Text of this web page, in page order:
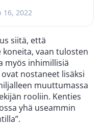
16, 2022
siitä, että
vaan tulosten
myös inhimillisiä
nostaneet lisäksi
muuttumassa
rooliin. Kenties
yhä useammin